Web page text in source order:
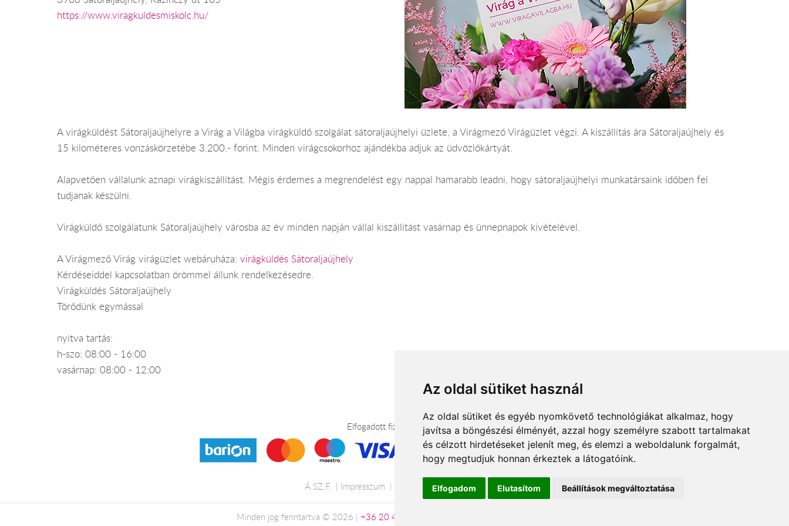
Az oldal sütiket használ
Az oldal sütiket és egyéb nyomkövető technológiákat alkalmaz, hogy
javítsa a böngészési élményét, azzal hogy személyre szabott tartalmakat
és célzott hirdetéseket jelenít meg, és elemzi a weboldalunk forgalmát,
hogy megtudjuk honnan érkeztek a látogatóink.
Elfogadom Elutasítom Beállítások megváltoztatása
https://www.viragkuldesmiskolc.hu/
A virágküldést Sátoraljaújhelyre a Virág a Világba virágküldő szolgálat sátoraljaújhelyi üzlete, a Virágmező Virágüzlet végzi. A kiszállítás ára Sátoraljaújhely és
15 kilométeres vonzáskörzetébe 3.200.- forint. Minden virágcsokorhoz ajándékba adjuk az üdvözlőkártyát.
Alapvetően vállalunk aznapi virágkiszállítást. Mégis érdemes a megrendelést egy nappal hamarabb leadni, hogy sátoraljaújhelyi munkatársaink időben fel
tudjanak készülni.
Virágküldő szolgálatunk Sátoraljaújhely városba az év minden napján vállal kiszállítást vasárnap és ünnepnapok kivételével.
A Virágmező Virág virágüzlet webáruháza: virágküldés Sátoraljaújhely
Kérdéseiddel kapcsolatban örömmel állunk rendelkezésedre.
Virágküldés Sátoraljaújhely
Törődünk egymással
nyitva tartás:
h-szo: 08:00 - 16:00
vasárnap: 08:00 - 12:00
Elfogadott fizetési módok
Á.SZ.F. Impresszum Adatkezelési tájékoztató
Minden jog fenntartva © 2026 | +36 20 488-8362